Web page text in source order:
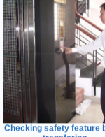
Checking safety feature
transfering.
Các công trình tiêu